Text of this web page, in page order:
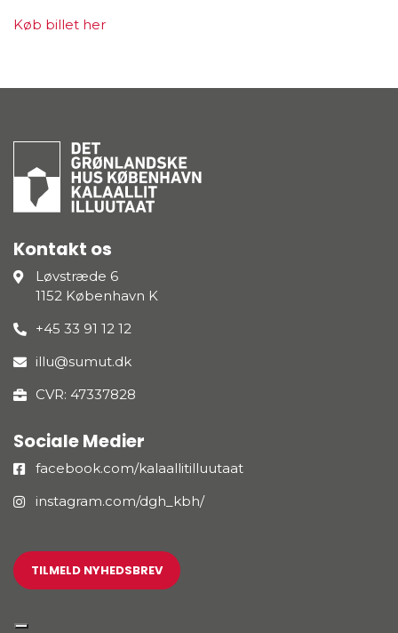
Køb billet her
Kontakt os
Løvstræde 6
1152 København K
+45 33 91 12 12
illu@sumut.dk
CVR: 47337828
Sociale Medier
facebook.com/kalaallitilluutaat
instagram.com/dgh_kbh/
TILMELD NYHEDSBREV